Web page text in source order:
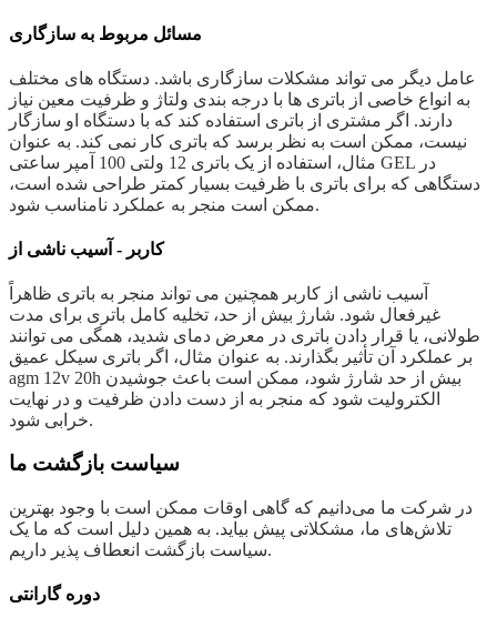
مسائل مربوط به سازگاری
عامل دیگر می تواند مشکلات سازگاری باشد. دستگاه های مختلف
به انواع خاصی از باتری ها با درجه بندی ولتاژ و ظرفیت معین نیاز
دارند. اگر مشتری از باتری استفاده کند که با دستگاه او سازگار
نیست، ممکن است به نظر برسد که باتری کار نمی کند. به عنوان
مثال، استفاده از یک باتری 12 ولتی 100 آمپر ساعتی GEL در
دستگاهی که برای باتری با ظرفیت بسیار کمتر طراحی شده است،
ممکن است منجر به عملکرد نامناسب شود.
کاربر - آسیب ناشی از
آسیب ناشی از کاربر همچنین می تواند منجر به باتری ظاهراً
غیرفعال شود. شارژ بیش از حد، تخلیه کامل باتری برای مدت
طولانی، یا قرار دادن باتری در معرض دمای شدید، همگی می توانند
بر عملکرد آن تأثیر بگذارند. به عنوان مثال، اگر باتری سیکل عمیق
agm 12v 20h بیش از حد شارژ شود، ممکن است باعث جوشیدن
الکترولیت شود که منجر به از دست دادن ظرفیت و در نهایت
خرابی شود.
سیاست بازگشت ما
در شرکت ما می‌دانیم که گاهی اوقات ممکن است با وجود بهترین
تلاش‌های ما، مشکلاتی پیش بیاید. به همین دلیل است که ما یک
سیاست بازگشت انعطاف پذیر داریم.
دوره گارانتی